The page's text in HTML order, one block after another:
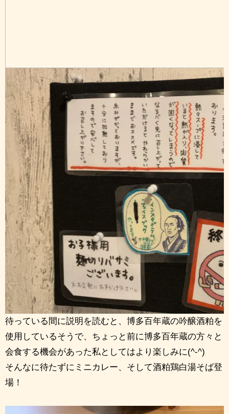
待っている間に説明を読むと、博多百年蔵の吟醸酒粕を
使用しているそうで、ちょっと前に博多百年蔵の方々と
会食する機会があった私としてはより楽しみに(^-^)
そんなに待たずにミニカレー、そして酒粕鶏白湯そば登
場！